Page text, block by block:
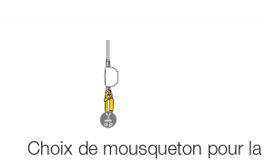
Choix de mousqueton pour